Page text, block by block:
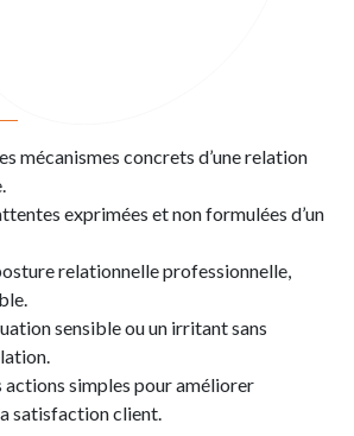
mécanismes concrets d’une relation
exprimées et non formulées d’un
relationnelle professionnelle,
sensible ou un irritant sans
actions simples pour améliorer
satisfaction client.